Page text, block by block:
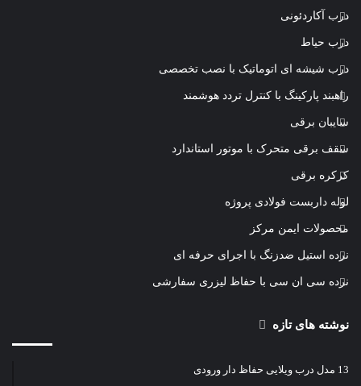
درب آکاردئونی
درب حیاط
درب شیشه ای اتوماتیک با نصب تخصصی
راهبند پارکینگ با کنترل تردد هوشمند
سایبان برقی
سقف برقی متحرک با موتور استاندارد
کرکره برقی
لوله داربست فولادی پروژه
محصولات ایمن مرکز
نرده استیل ضدزنگ با اجرای حرفه ای
نرده سی ان سی با حفاظ لیزری سفارشی
نوشته های تازه
13 مدل درب ویلایی حفاظ دار ورودی